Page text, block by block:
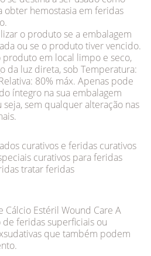
obter hemostasia em feridas
o produto se a embalagem
ou se o produto tiver vencido.
em local limpo e seco,
da luz direta, sob Temperatura:
80% máx. Apenas pode
íntegro na sua embalagem
sem qualquer alteração nas
curativos e feridas curativos
curativos para feridas
tratar feridas
Cálcio Estéril Wound Care A
feridas superficiais ou
que também podem